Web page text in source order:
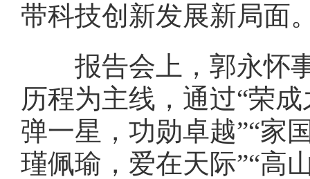
带科技创新发展新局面
报告会上，郭永怀事
历程为主线，通过“荣
弹一星，功勋卓越”“家
瑾佩瑜，爱在天际”“高